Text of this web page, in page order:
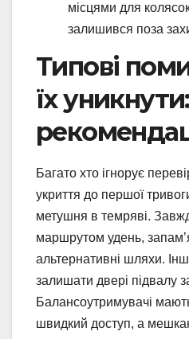
місцями для
залишився поза
Типові
їх
Багато хто ігнорує
укриття до першої
метушня в темряві.
маршрутом удень,
альтернативні шляхи.
залишати двері підвалу
Балансоутримувачі
швидкий доступ, а